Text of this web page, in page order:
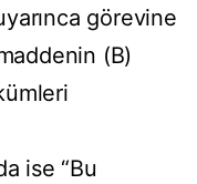
görevine
(B)
ise “Bu